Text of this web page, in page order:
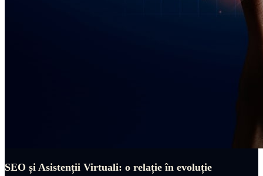
SEO și Asistenții Virtuali: o relație în evoluție